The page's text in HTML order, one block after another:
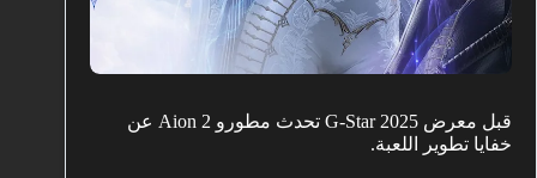
قبل معرض G-Star 2025 تحدث مطورو Aion 2 عن
خفايا تطوير اللعبة.